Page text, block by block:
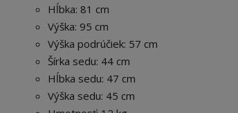
Hĺbka: 81 cm
Výška: 95 cm
Výška podrúčiek: 57 cm
Šírka sedu: 44 cm
Hĺbka sedu: 47 cm
Výška sedu: 45 cm